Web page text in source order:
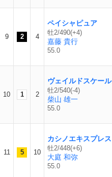
9 2 4
ペイシャピュア
牡2/490(+4)
嘉藤 貴行
55.0
10 1 2
ヴェイルドスケール
牡2/540(-4)
柴山 雄一
55.0
11 5 10
カシノエキスプレス
牡2/448(+6)
大庭 和弥
55.0